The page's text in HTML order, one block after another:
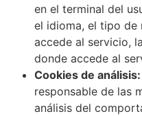
en el terminal del
el idioma, el tipo de
accede al servicio,
donde accede al
Cookies de análisis:
responsable de las
análisis del